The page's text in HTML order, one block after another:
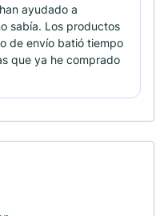
ayudado a
sabía. Los productos
de envío batió tiempo
que ya he comprado